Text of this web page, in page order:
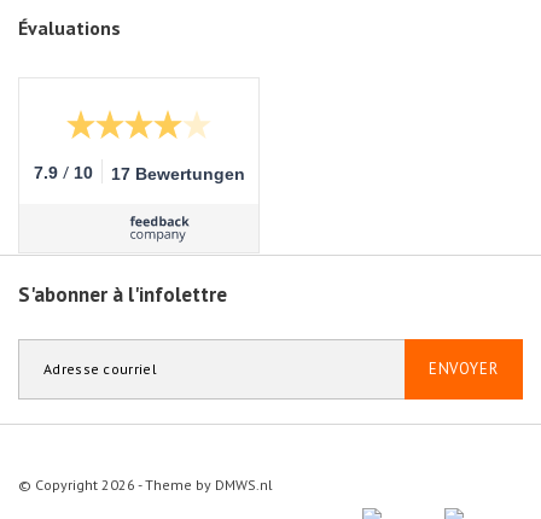
Évaluations
7.9 / 10 17 Bewertungen
S'abonner à l'infolettre
ENVOYER
© Copyright 2026 - Theme by DMWS.nl